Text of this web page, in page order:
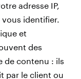
adresse IP,
vous identifier.
et
des
de contenu : ils
par le client ou